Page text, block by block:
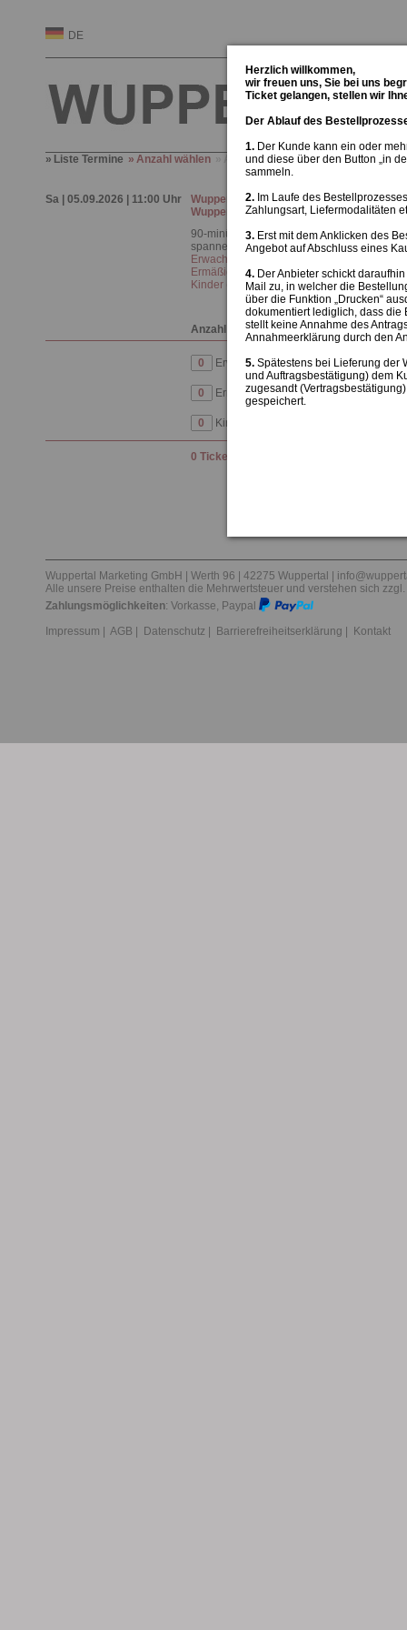
DE
Liste Termine Anzahl wählen Adresse und Zahlart Überprüfung
Sa | 05.09.2026 | 11:00 Uhr
Wuppertal Kompakt - im Oldtimer durch
Wuppertal
90-minütige Stadtrundfahrt mit informativen
spannenden Geschichten
Erwachsene 22,50 €
Ermäßigt (mit Nachweis) 20,50 €/
Kinder (bis 14 Jahre) 12,00 €
Anzahl
Erwachsene |22,50 €
Ermäßigt (mit Nachweis) |20,50€
Kinder (bis 14 Jahre) |
0 Ticket(s)
Herzlich willkommen,
wir freuen uns, Sie bei uns
Ticket gelangen, stellen wir
Der Ablauf des
1. Der Kunde kann ein oder
und diese über den Button „in
sammeln.
2. Im Laufe des
Zahlungsart, Liefermodalitäten
3. Erst mit dem Anklicken des
Angebot auf Abschluss eines
4. Der Anbieter schickt
Mail zu, in welcher die
über die Funktion „Drucken“
dokumentiert lediglich, dass die
stellt keine Annahme des
Annahmeerklärung durch den
5. Spätestens bei Lieferung der
und Auftragsbestätigung) dem
zugesandt
gespeichert.
Wuppertal Marketing GmbH | Werth 96 | 42275 Wuppertal |
Alle unsere Preise enthalten die Mehrwertsteuer und verstehen sich
Zahlungsmöglichkeiten: Vorkasse, Paypal
Impressum | AGB | Datenschutz | Barrierefreiheitserklärung | Kontakt